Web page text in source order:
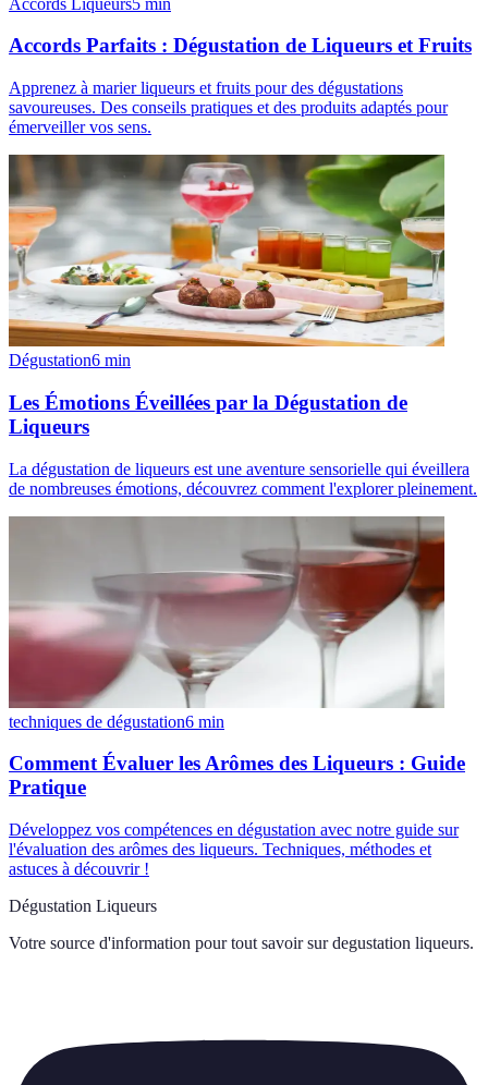
Accords Parfaits : Dégustation de Liqueurs et Fruits
Apprenez à marier liqueurs et fruits pour des dégustations
savoureuses. Des conseils pratiques et des produits adaptés pour
émerveiller vos sens.
Dégustation6 min
Les Émotions Éveillées par la Dégustation de
Liqueurs
La dégustation de liqueurs est une aventure sensorielle qui éveillera
de nombreuses émotions, découvrez comment l'explorer pleinement.
techniques de dégustation6 min
Comment Évaluer les Arômes des Liqueurs : Guide
Pratique
Développez vos compétences en dégustation avec notre guide sur
l'évaluation des arômes des liqueurs. Techniques, méthodes et
astuces à découvrir !
Dégustation Liqueurs
Votre source d'information pour tout savoir sur degustation liqueurs.